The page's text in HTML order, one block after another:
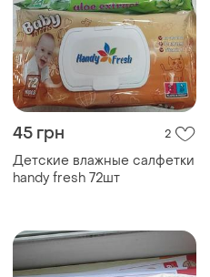
45 грн 2
Детские влажные салфетки
handy fresh 72шт